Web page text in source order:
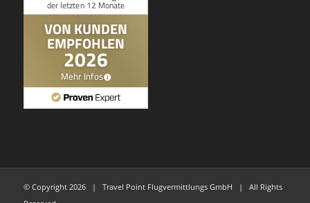
© Copyright 2026 | Travel Point Flugvermittlungs GmbH | All Rights